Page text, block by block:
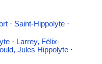
· Saint-Hippolyte·
· Larrey, Félix-
Jules Hippolyte·